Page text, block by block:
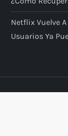
Netflix Vuelve
Usuarios Ya